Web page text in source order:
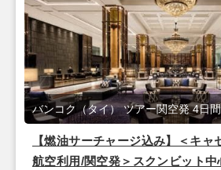
【燃油サーチャージ込み】＜キャ
航空利用/関空発＞スクンビット
バンコク（タイ） ツアー関空発 4日間